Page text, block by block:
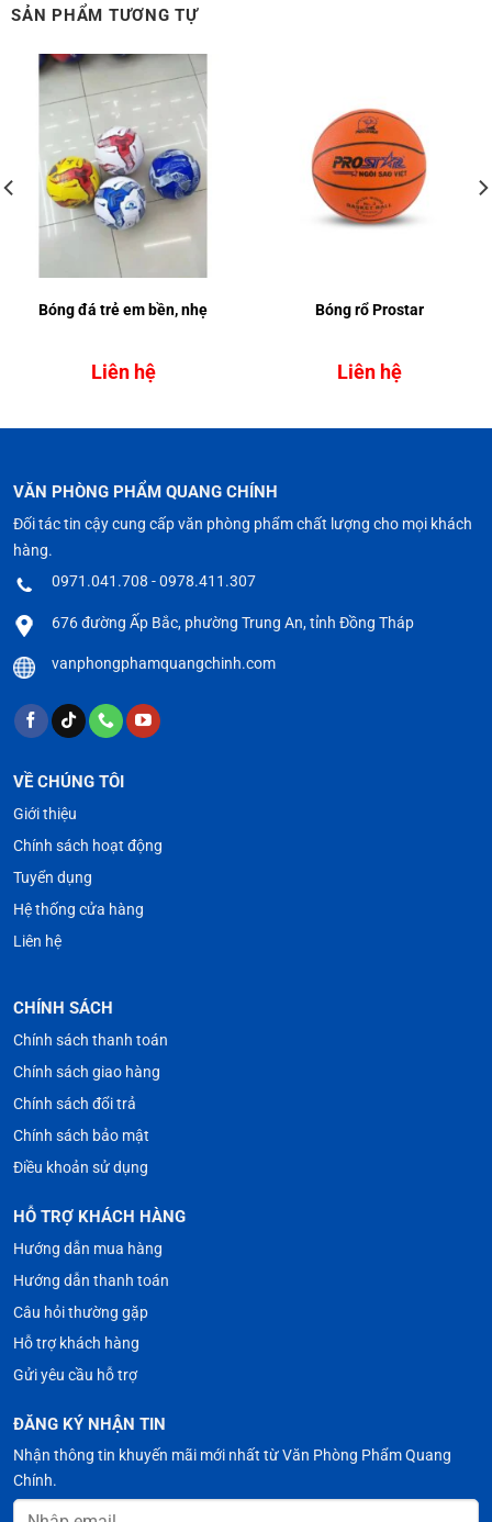
SẢN PHẨM TƯƠNG TỰ
Bóng đá trẻ em bền, nhẹ
Liên hệ
Bóng rổ Prostar
Liên hệ
VĂN PHÒNG PHẨM QUANG CHÍNH
Đối tác tin cậy cung cấp văn phòng phẩm chất lượng cho mọi khách
hàng.
0971.041.708 - 0978.411.307
676 đường Ấp Bắc, phường Trung An, tỉnh Đồng Tháp
vanphongphamquangchinh.com
VỀ CHÚNG TÔI
Giới thiệu
Chính sách hoạt động
Tuyển dụng
Hệ thống cửa hàng
Liên hệ
CHÍNH SÁCH
Chính sách thanh toán
Chính sách giao hàng
Chính sách đổi trả
Chính sách bảo mật
Điều khoản sử dụng
HỖ TRỢ KHÁCH HÀNG
Hướng dẫn mua hàng
Hướng dẫn thanh toán
Câu hỏi thường gặp
Hỗ trợ khách hàng
Gửi yêu cầu hỗ trợ
ĐĂNG KÝ NHẬN TIN
Nhận thông tin khuyến mãi mới nhất từ Văn Phòng Phẩm Quang
Chính.